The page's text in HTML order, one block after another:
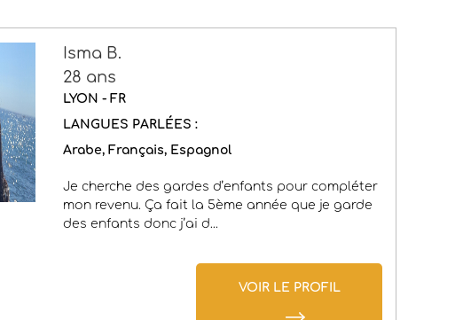
Isma B.
28 ans
LYON - FR
LANGUES PARLÉES :
Arabe Français Espagnol
Je cherche des gardes d’enfants pour compléter
mon revenu. Ça fait la 5ème année que je garde
des enfants donc j’ai d...
VOIR LE PROFIL